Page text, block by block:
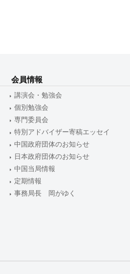
会員情報
講演会・勉強会
個別勉強会
専門委員会
特別アドバイザー寄稿エッセイ
中国政府団体のお知らせ
日本政府団体のお知らせ
中国当局情報
定期情報
事務局長 岡がゆく